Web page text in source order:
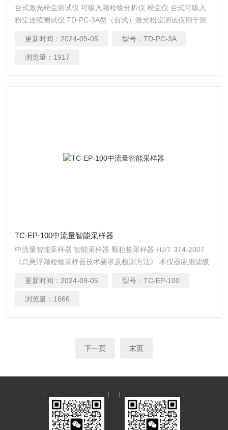
台式激光粉尘测试仪 可吸入颗粒物分析仪 粉尘仪 台式可吸入
粉尘连续测试仪 TD-PC-3A型（台式）激光粉尘测试仪用于测
（0.3～10）µm尘埃粒子的数量，具有粉尘浓度测试和尘埃粒
子计数功能，并配有环境温度和相对温度测试装置
更新时间： 2024-09-05 型号： TD-PC-3A
浏览量： 1917
TC-EP-100中流量智能采样器
中流量智能采样器 智能采样器 颗粒物采样器 HJ/T 374-2007
《总悬浮颗粒物采样器技术要求及检测方法》 本仪器应用滤膜
（PM10）。可供环保、卫生、劳动、安监、军事、科研、教育
等部门用于气溶胶常规监测。
更新时间： 2024-09-05 型号： TC-EP-100
浏览量： 1866
下一页 末页